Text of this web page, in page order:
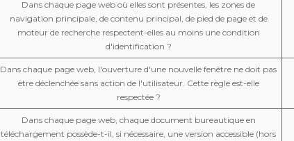
Dans chaque page web où elles sont présentes, les zones de
navigation principale, de contenu principal, de pied de page et de
moteur de recherche respectent-elles au moins une condition
d'identification ?
Dans chaque page web, l'ouverture d'une nouvelle fenêtre ne doit pas
être déclenchée sans action de l'utilisateur. Cette règle est-elle
respectée ?
Dans chaque page web, chaque document bureautique en
téléchargement possède-t-il, si nécessaire, une version accessible (hors